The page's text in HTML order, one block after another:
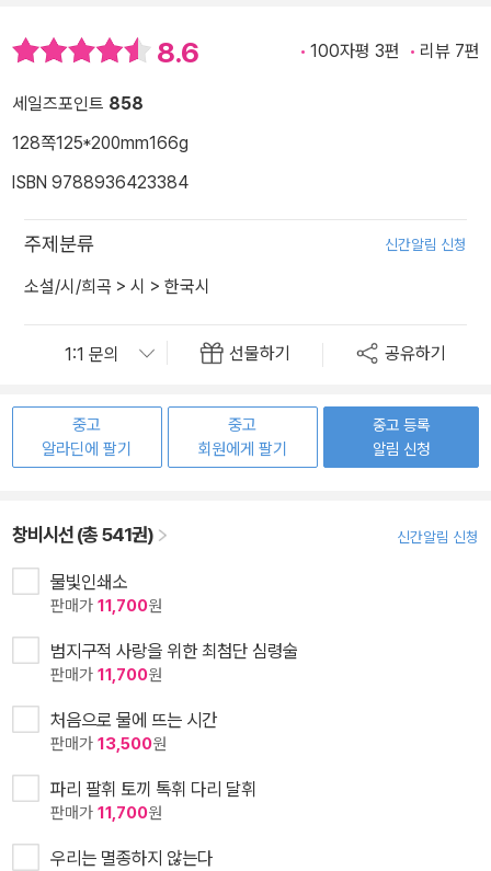
8.6 100자평 3편 리뷰 7편
세일즈포인트 858
128쪽125*200mm166g
ISBN 9788936423384
주제분류 신간알림 신청
소설/시/희곡 > 시 > 한국시
선물하기 공유하기
중고
알라딘에 팔기
중고
회원에게 팔기
중고 등록
알림 신청
창비시선 (총 541권) 신간알림 신청
물빛인쇄소
판매가 11,700원
범지구적 사랑을 위한 최첨단 심령술
판매가 11,700원
처음으로 물에 뜨는 시간
판매가 13,500원
파리 팔휘 토끼 톡휘 다리 달휘
판매가 11,700원
우리는 멸종하지 않는다